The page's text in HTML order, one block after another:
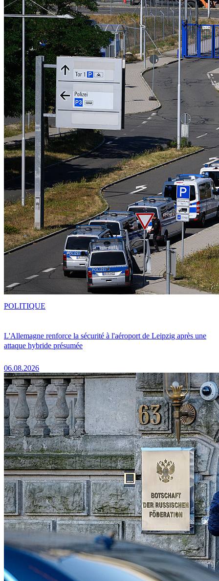
L'Allemagne renforce la sécurité à l'aéroport de Leipzig après une
attaque hybride présumée
06.08.2026
POLITIQUE